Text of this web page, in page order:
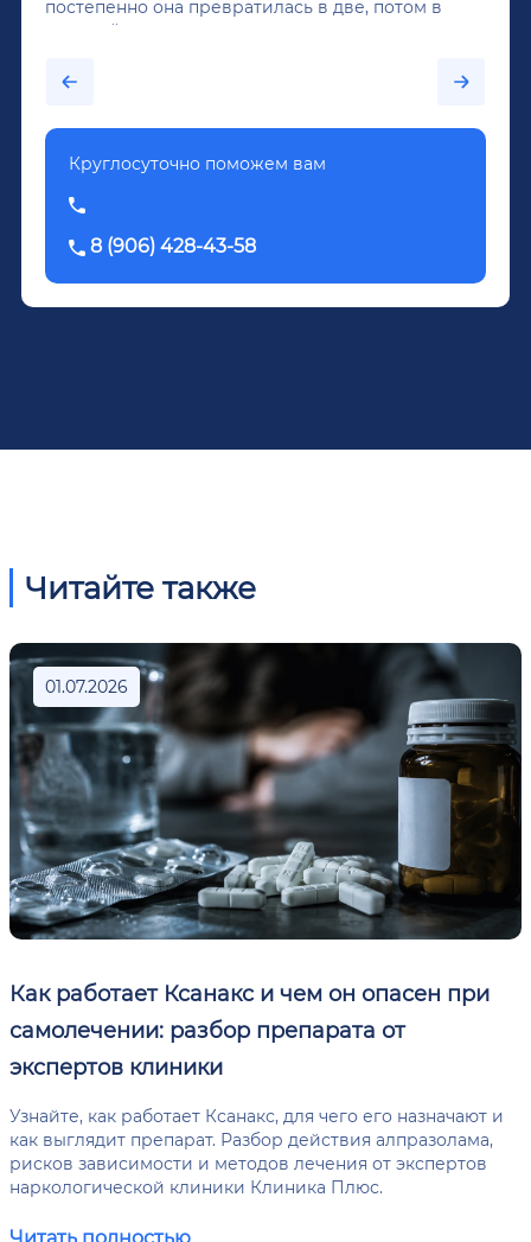
постепенно она превратилась в две, потом в
крепкий алкоголь, и вот он уже пил почти
было назначено кодирование по методу
Круглосуточно поможем вам
8 (906) 428-43-58
Читайте также
01.07.2026
Как работает Ксанакс и чем он опасен при
самолечении: разбор препарата от
экспертов клиники
Узнайте, как работает Ксанакс, для чего его назначают и
как выглядит препарат. Разбор действия алпразолама,
рисков зависимости и методов лечения от экспертов
наркологической клиники Клиника Плюс.
Читать полностью